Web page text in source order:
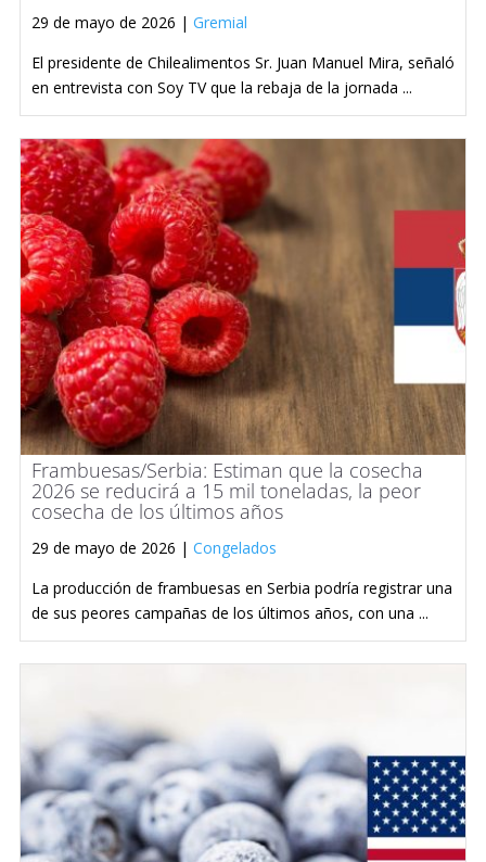
29 de mayo de 2026 | Gremial
El presidente de Chilealimentos Sr. Juan Manuel Mira, señaló
en entrevista con Soy TV que la rebaja de la jornada ...
Frambuesas/Serbia: Estiman que la cosecha
2026 se reducirá a 15 mil toneladas, la peor
cosecha de los últimos años
29 de mayo de 2026 | Congelados
La producción de frambuesas en Serbia podría registrar una
de sus peores campañas de los últimos años, con una ...